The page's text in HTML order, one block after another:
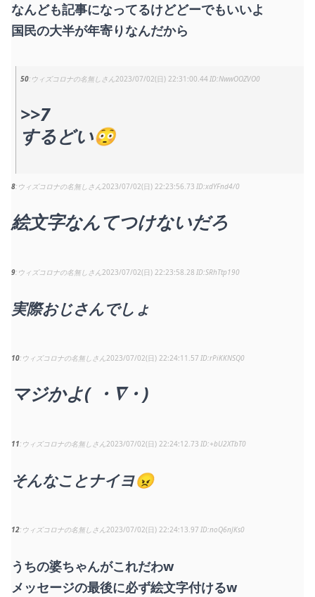
なんども記事になってるけどどーでもいいよ
国民の大半が年寄りなんだから
50 ウィズコロナの名無しさん2023/07/02(日) 22:31:00.44 NwwOOZVO0
>>7
するどい😳
8 ウィズコロナの名無しさん2023/07/02(日) 22:23:56.73 xdYFnd4/0
絵文字なんてつけないだろ
9 ウィズコロナの名無しさん2023/07/02(日) 22:23:58.28 SRhTtp190
実際おじさんでしょ
10 ウィズコロナの名無しさん2023/07/02(日) 22:24:11.57 rPiKKNSQ0
マジかよ( ・∇・)
11 ウィズコロナの名無しさん2023/07/02(日) 22:24:12.73 +bU2XTbT0
そんなことナイヨ😠
12 ウィズコロナの名無しさん2023/07/02(日) 22:24:13.97 noQ6nJKs0
うちの婆ちゃんがこれだわw
メッセージの最後に必ず絵文字付けるw